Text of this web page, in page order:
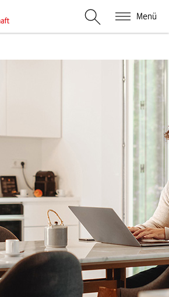
Menü
Suche öffnen